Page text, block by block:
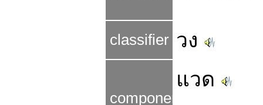
classifier วง
components
แวด